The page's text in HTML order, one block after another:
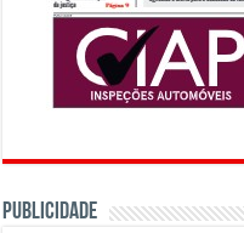
PUBLICIDADE